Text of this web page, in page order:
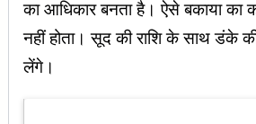
का आधिकार बनता है। ऐसे बकाया का
नहीं होता। सूद की राशि के साथ डंके
लेंगे।